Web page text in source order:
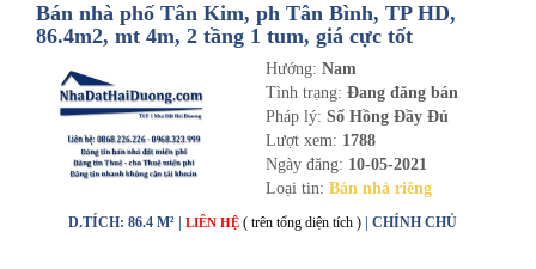
Bán nhà phố Tân Kim, ph Tân Bình, TP HD,
86.4m2, mt 4m, 2 tầng 1 tum, giá cực tốt
Hướng: Nam
Tình trạng: Đang đăng bán
Pháp lý: Sổ Hồng Đầy Đủ
Lượt xem: 1788
Ngày đăng: 10-05-2021
Loại tin: Bán nhà riêng
D.TÍCH: 86.4 M² | LIÊN HỆ ( trên tổng diện tích ) | CHÍNH CHỦ